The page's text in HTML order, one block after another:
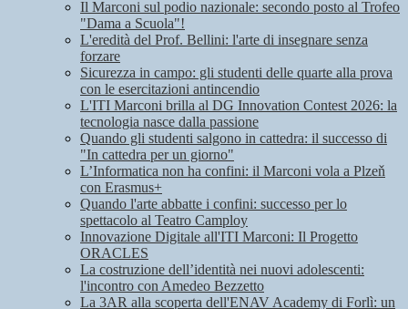
Il Marconi sul podio nazionale: secondo posto al Trofeo
"Dama a Scuola"!
L'eredità del Prof. Bellini: l'arte di insegnare senza
forzare
Sicurezza in campo: gli studenti delle quarte alla prova
con le esercitazioni antincendio
L'ITI Marconi brilla al DG Innovation Contest 2026: la
tecnologia nasce dalla passione
Quando gli studenti salgono in cattedra: il successo di
"In cattedra per un giorno"
L’Informatica non ha confini: il Marconi vola a Plzeň
con Erasmus+
Quando l'arte abbatte i confini: successo per lo
spettacolo al Teatro Camploy
Innovazione Digitale all'ITI Marconi: Il Progetto
ORACLES
La costruzione dell’identità nei nuovi adolescenti:
l'incontro con Amedeo Bezzetto
La 3AR alla scoperta dell'ENAV Academy di Forlì: un